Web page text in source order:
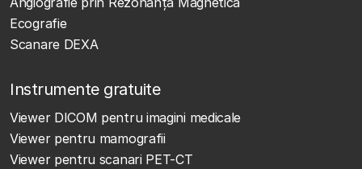
Ecografie
Scanare DEXA
Instrumente gratuite
Viewer DICOM pentru imagini medicale
Viewer pentru mamografii
Viewer pentru scanari PET-CT